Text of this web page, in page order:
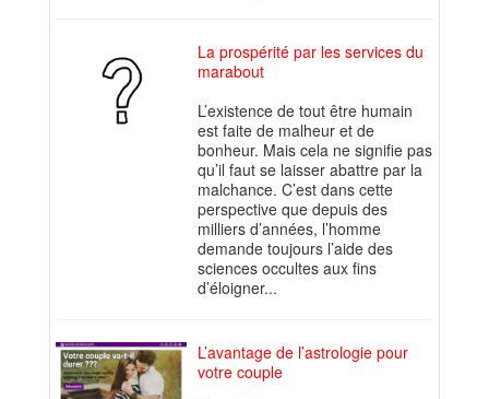
La prospérité par les services du
marabout
L’existence de tout être humain
est faite de malheur et de
bonheur. Mais cela ne signifie pas
qu’il faut se laisser abattre par la
malchance. C’est dans cette
perspective que depuis des
milliers d’années, l’homme
demande toujours l’aide des
sciences occultes aux fins
d’éloigner...
L’avantage de l’astrologie pour
votre couple